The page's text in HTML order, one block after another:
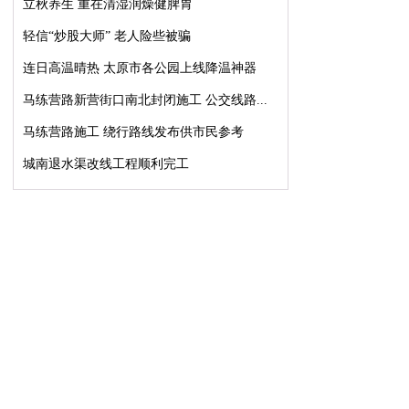
立秋养生 重在清湿润燥健脾胃
轻信“炒股大师” 老人险些被骗
连日高温晴热 太原市各公园上线降温神器
马练营路新营街口南北封闭施工 公交线路...
马练营路施工 绕行路线发布供市民参考
城南退水渠改线工程顺利完工